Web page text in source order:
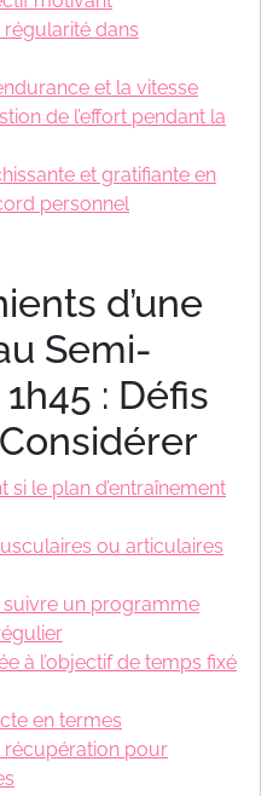
régularité dans
et la vitesse
de l’effort pendant la
et gratifiante en
personnel
d’une
Semi-
: Défis
si le plan d’entraînement
ou articulaires
un programme
à l’objectif de temps fixé
en termes
récupération pour